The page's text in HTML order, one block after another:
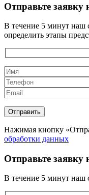
Отправьте заявку
В течение 5 минут наш
определить этапы
Нажимая кнопку
обработки данных
Отправьте заявку
В течение 5 минут наш